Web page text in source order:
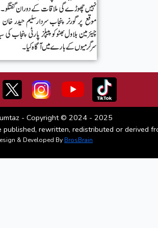
- Copyright © 2024 - 2025
published, rewritten, redistributed or derived
& Developed By BrosBrain